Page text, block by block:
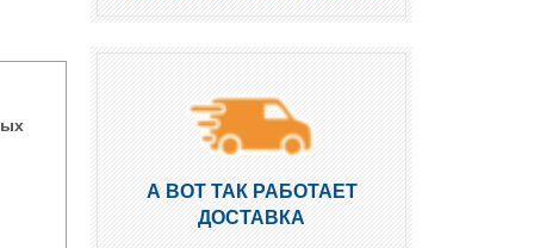
А ВОТ ТАК РАБОТАЕТ
ДОСТАВКА